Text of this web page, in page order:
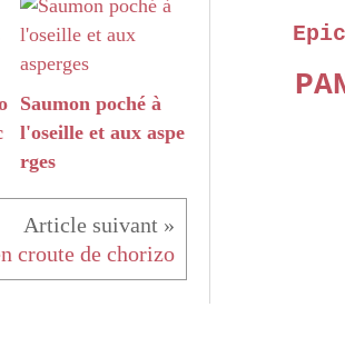
Saumon poché à
l'oseille et aux aspe
rges
croute de chorizo